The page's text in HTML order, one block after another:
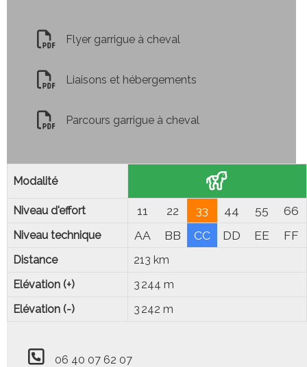
Flyer garrigue à cheval
Liaisons et hébergements
Parcours garrigue à cheval
Modalité
Niveau d'effort 11 22 33 44 55 66
Niveau technique AA BB CC DD EE FF
Distance
213 km
Elévation (+)
3 244 m
Elévation (-)
3 242 m
06 40 07 62 07